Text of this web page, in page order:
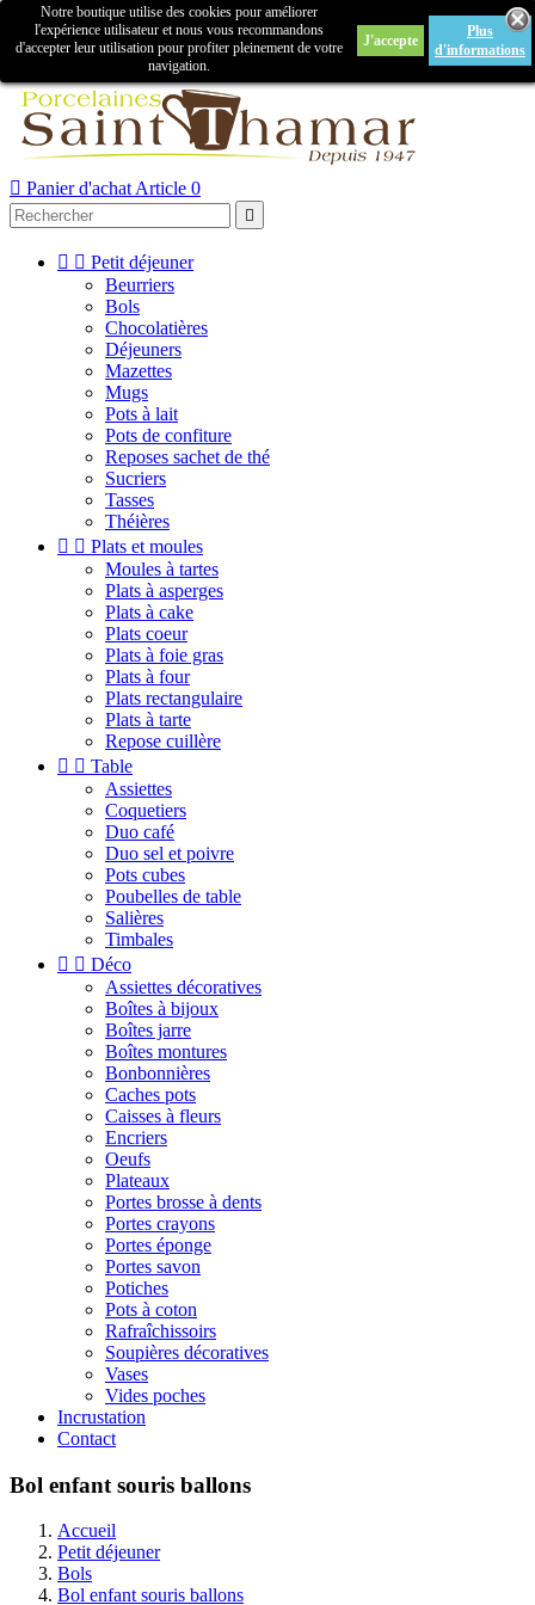
Créer un compteConnexion
 Panier d'achat Article 0

Notre boutique utilise des cookies pour améliorer
l'expérience utilisateur et nous vous recommandons
d'accepter leur utilisation pour profiter pleinement de votre
navigation.
J'accepte
Plus
d'informations
  Petit déjeuner
Beurriers
Bols
Chocolatières
Déjeuners
Mazettes
Mugs
Pots à lait
Pots de confiture
Reposes sachet de thé
Sucriers
Tasses
Théières
  Plats et moules
Moules à tartes
Plats à asperges
Plats à cake
Plats coeur
Plats à foie gras
Plats à four
Plats rectangulaire
Plats à tarte
Repose cuillère
  Table
Assiettes
Coquetiers
Duo café
Duo sel et poivre
Pots cubes
Poubelles de table
Salières
Timbales
  Déco
Assiettes décoratives
Boîtes à bijoux
Boîtes jarre
Boîtes montures
Bonbonnières
Caches pots
Caisses à fleurs
Encriers
Oeufs
Plateaux
Portes brosse à dents
Portes crayons
Portes éponge
Portes savon
Potiches
Pots à coton
Rafraîchissoirs
Soupières décoratives
Vases
Vides poches
Incrustation
Contact
Bol enfant souris ballons
Accueil
Petit déjeuner
Bols
Bol enfant souris ballons